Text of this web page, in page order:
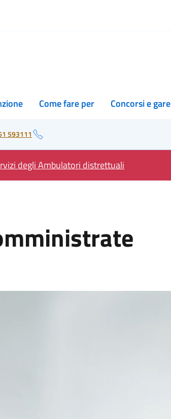
Come fare per Concorsi e gare
593111
degli Ambulatori distrettuali